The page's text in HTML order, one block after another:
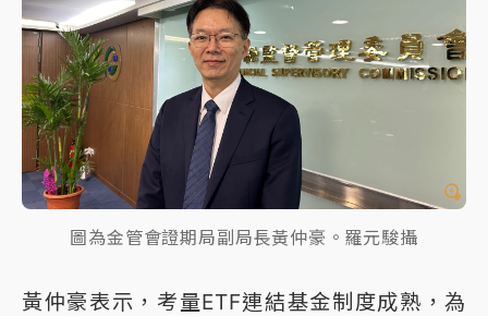
圖為金管會證期局副局長黃仲豪。羅元駿攝
黃仲豪表示，考量ETF連結基金制度成熟，為